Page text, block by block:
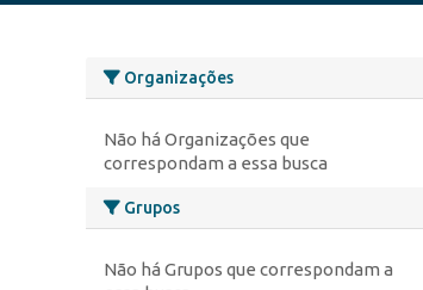
Organizações
Não há Organizações que
correspondam a essa busca
Grupos
Não há Grupos que correspondam a